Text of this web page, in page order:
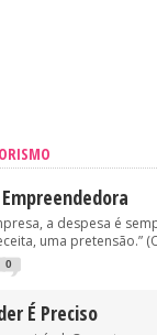
a despesa é
uma pretensão.”
0
É Preciso